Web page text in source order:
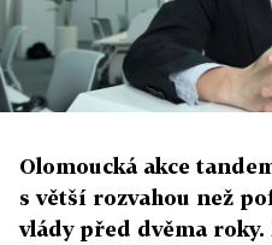
Olomoucká akce
s větší rozvahou než
vlády před dvěma